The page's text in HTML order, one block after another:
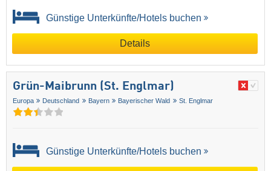
Günstige Unterkünfte/Hotels buchen
Details
Grün-Maibrunn (St. Englmar)
Europa Deutschland Bayern Bayerischer Wald St. Englmar
Günstige Unterkünfte/Hotels buchen